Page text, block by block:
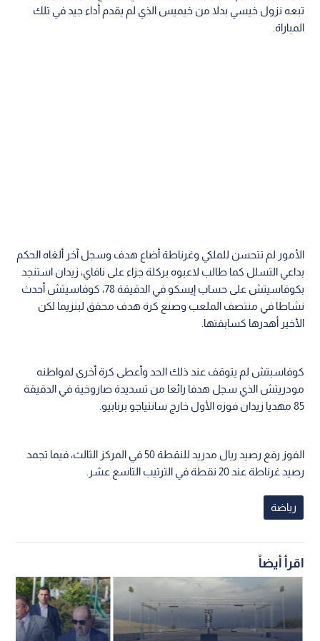
تبعه نزول خيسي بدلا من خيميس الذي لم يقدم أداء جيد في تلك
المباراة.
الأمور لم تتحسن للملكي وغرناطة أضاع هدف وسجل آخر ألغاه الحكم
بداعي التسلل كما طالب لاعبوه بركلة جزاء على نافاي، زيدان استنجد
بكوفاسيتش على حساب إيسكو في الدقيقة 78، كوفاسيتش أحدث
نشاطا في منتصف الملعب وصنع كرة هدف محقق لبنزيما لكن
الأخير أهدرها كسابقتها.
كوفاسبتش لم يتوقف عند ذلك الحد وأعطى كرة أخرى لمواطنه
مودريتش الذي سجل هدفا رائعا من تسديدة صاروخية في الدقيقة
85 مهديا زيدان فوزه الأول خارج سانتياجو برنابيو.
الفوز رفع رصيد ريال مدريد للنقطة 50 في المركز الثالث، فيما تجمد
رصيد غرناطة عند 20 نقطة في الترتيب التاسع عشر.
رياضة
اقرأ أيضاً